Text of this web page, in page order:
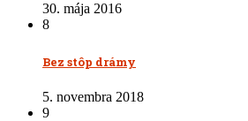
30. mája 2016
8
Bez stôp drámy
5. novembra 2018
9